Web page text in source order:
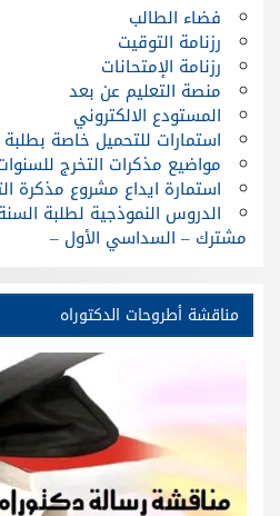
فضاء الطالب
رزنامة التوقيت
رزنامة الإمتحانات
منصة التعليم عن بعد
المستودع الالكتروني
استمارات للتحميل خاصة بطلبة
مواضيع مذكرات التخرج
استمارة ايداع مشروع مذكرة
الدروس النموذجية لطلبة
مشترك – السداسي الأول –
مناقشة أطروحات الدكتوراه